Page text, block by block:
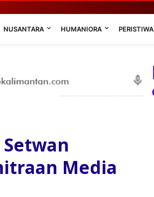
NUSANTARA HUMANIORA PERISTIWA
Media